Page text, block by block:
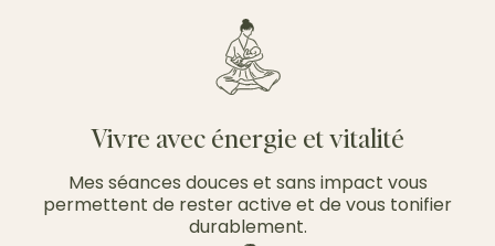
Vivre avec énergie et vitalité
Mes séances douces et sans impact vous
permettent de rester active et de vous tonifier
durablement.